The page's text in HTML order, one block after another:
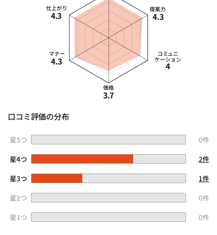
提案力
4.3
コミュニ
ケーション
4
価格
3.7
マナー
4.3
仕上がり
4.3
口コミ評価の分布
星5つ
0件
星4つ
2件
星3つ
1件
星2つ
0件
星1つ
0件